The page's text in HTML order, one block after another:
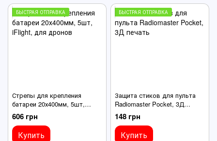
БЫСТРАЯ ОТПРАВКА
Стрепы для крепления
батареи 20х400мм, 5шт,
iFlight, для дронов
606 грн
Купить
БЫСТРАЯ ОТПРАВКА
Защита стиков для пульта
Radiomaster Pocket, 3Д
печать
148 грн
Купить